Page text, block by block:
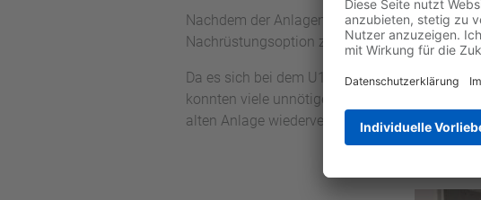
Nachdem der Anlagenbetreiber einen
Nachrüstungsoption zu.
Da es sich bei dem U1000 um einen
konnten viele unnötige Komponenten im
alten Anlage wiederverwendet.